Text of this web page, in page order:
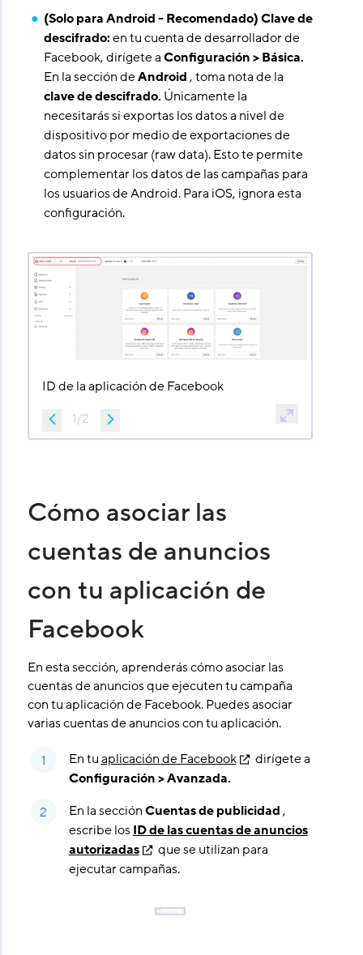
(Solo para Android - Recomendado) Clave de
descifrado:en tu cuenta de desarrollador de
Facebook, dirígete aConfiguración > Básica.
En la sección deAndroid, toma nota de la
clave de descifrado. Únicamente la
necesitarás si exportas los datos a nivel de
dispositivo por medio de exportaciones de
datos sin procesar (raw data). Esto te permite
complementar los datos de las campañas para
los usuarios de Android. Para iOS, ignora esta
configuración.
ID de la aplicación de Facebook
1/2
Cómo asociar las
cuentas de anuncios
con tu aplicación de
Facebook
En esta sección, aprenderás cómo asociar las
cuentas de anuncios que ejecuten tu campaña
con tu aplicación de Facebook. Puedes asociar
varias cuentas de anuncios con tu aplicación.
En tuaplicación de Facebook
dirígete a
Configuración > Avanzada.
En la secciónCuentas de publicidad,
escribe losID de las cuentas de anuncios
autorizadas
que se utilizan para
ejecutar campañas.